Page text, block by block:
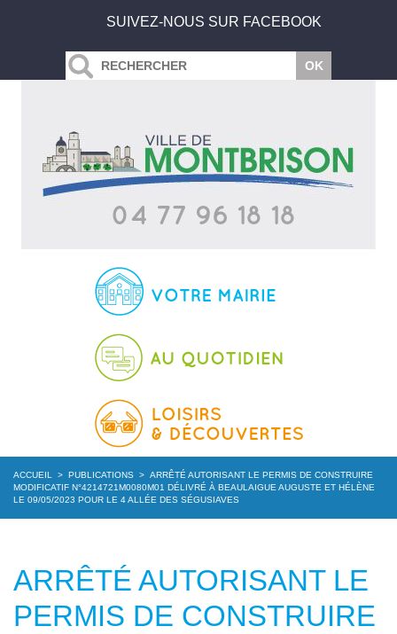
SUIVEZ-NOUS SUR FACEBOOK
ACCUEIL > PUBLICATIONS > ARRÊTÉ AUTORISANT LE PERMIS DE CONSTRUIRE
MODIFICATIF N°4214721M0080M01 DÉLIVRÉ À BEAULAIGUE AUGUSTE ET HÉLÈNE
LE 09/05/2023 POUR LE 4 ALLÉE DES SÉGUSIAVES
ARRÊTÉ AUTORISANT LE
PERMIS DE CONSTRUIRE